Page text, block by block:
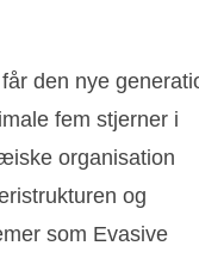
den nye
fem stjerner i
organisation
og
som Evasive